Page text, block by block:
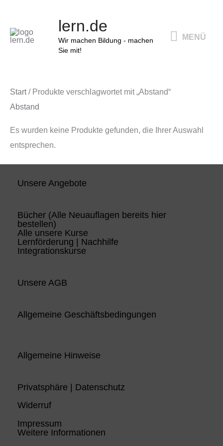
springen
lern.de
Wir machen Bildung - machen
Sie mit!
MENÜ
Start/ Produkte verschlagwortet mit „Abstand“
Abstand
Es wurden keine Produkte gefunden, die Ihrer Auswahl
entsprechen.
Unsere Angebote
Bücher (Alle Neuauflagen bereits hier
bestellen)
Alle unsere Kurse
Lernförderung | Nachhilfe
Integrationskurse
Unsere AGB
Allgemeine Geschäftsbedingungen
Allgemeine Hinweise
Privatsphäre | Datenschutz
Widerruf
Impressum
Weitere Informationen